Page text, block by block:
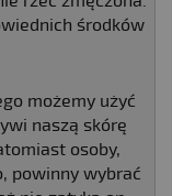
środków
możemy użyć
naszą skórę
osoby,
powinny wybrać